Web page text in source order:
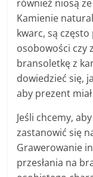
również niosą
Kamienie
kwarc, są
osobowości czy
bransoletkę z
dowiedzieć się,
aby prezent
Jeśli chcemy,
zastanowić się
Grawerowanie
przesłania na